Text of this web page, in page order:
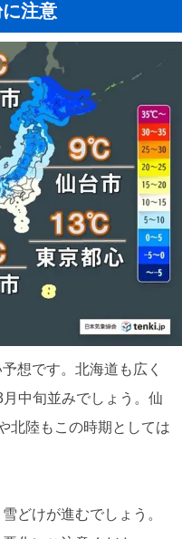
注意
想です。北海道も広く
中旬並みでしょう。仙
陸もこの時期としては
どけが進むでしょう。